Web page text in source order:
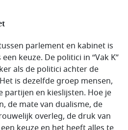
parlement en kabinet is
keuze. De politici in “Vak K”
als de politici achter de
is dezelfde groep mensen,
partijen en kieslijsten. Hoe je
de mate van dualisme, de
overleg, de druk van